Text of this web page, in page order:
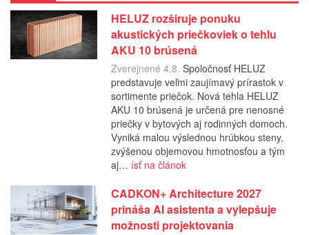
HELUZ rozširuje ponuku
akustických priečkoviek o tehlu
AKU 10 brúsená
Zverejnené 4.8. Spoločnosť HELUZ
predstavuje veľmi zaujímavý prírastok v
sortimente priečok. Nová tehla HELUZ
AKU 10 brúsená je určená pre nenosné
priečky v bytových aj rodinných domoch.
Vyniká malou výslednou hrúbkou steny,
zvýšenou objemovou hmotnosťou a tým
aj… ísť na článok
CADKON+ Architecture 2027
prináša AI asistenta a vylepšuje
možnosti projektovania